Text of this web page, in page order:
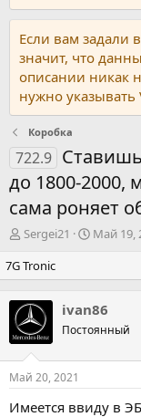
Если вам
значит, что
описании никак
нужно указывать
Коробка
722.9
до 1800-2000,
сама роняет
А
т
о
р
т
е
м
ы
Sergei21
Д
а
а
ч
л
Май 19,
7G Tronic
ivan86
Постоянный
Май 20, 2021
Имеется ввиду в